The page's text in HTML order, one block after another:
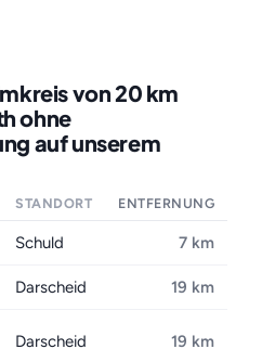
von 20 km
ohne
auf unserem
STANDORT ENTFERNUNG
Schuld 7 km
Darscheid 19 km
Darscheid 19 km